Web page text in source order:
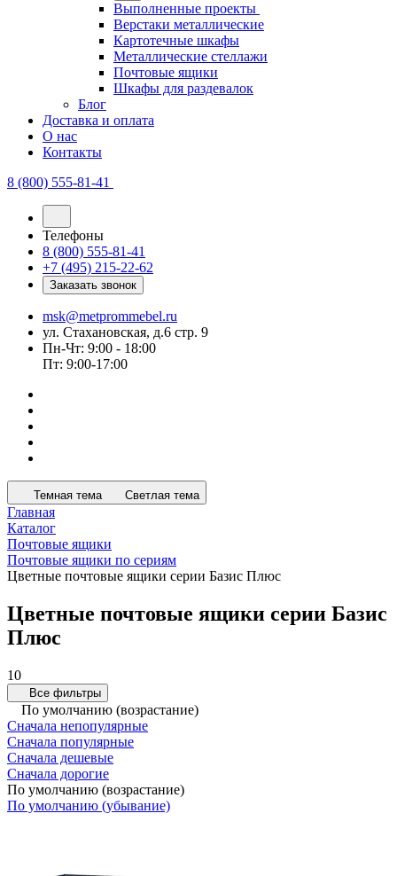
Выполненные проекты
Верстаки металлические
Картотечные шкафы
Металлические стеллажи
Почтовые ящики
Шкафы для раздевалок
Блог
Доставка и оплата
О нас
Контакты
8 (800) 555-81-41
Телефоны
8 (800) 555-81-41
+7 (495) 215-22-62
Заказать звонок
msk@metprommebel.ru
ул. Стахановская, д.6 стр. 9
Пн-Чт: 9:00 - 18:00
Пт: 9:00-17:00
Темная тема Светлая тема
Главная
Каталог
Почтовые ящики
Почтовые ящики по сериям
Цветные почтовые ящики серии Базис Плюс
Цветные почтовые ящики серии Базис
Плюс
10
Все фильтры
По умолчанию (возрастание)
Сначала непопулярные
Сначала популярные
Сначала дешевые
Сначала дорогие
По умолчанию (возрастание)
По умолчанию (убывание)